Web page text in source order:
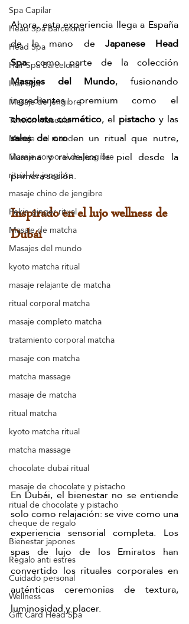
Spa Capilar
Head Spa Barcelona
Head Spa
Hair Spa Barcelona
Hair Spa
Masaje de jengibre
Tensión muscular
Masaje del mundo
Masaje corporal de jengibre
ritual de jengibre
masaje chino de jengibre
Pekín ginger ritual
Masaje de matcha
Masajes del mundo
kyoto matcha ritual
masaje relajante de matcha
ritual corporal matcha
masaje completo matcha
tratamiento corporal matcha
masaje con matcha
matcha massage
masaje de matcha
ritual matcha
kyoto matcha ritual
matcha massage
chocolate dubai ritual
masaje de chocolate y pistacho
ritual de chocolate y pistacho
cheque de regalo
Bienestar japones
Regalo anti estres
Cuidado personal
Wellness
Gift Card Head Spa
Ahora, esta experiencia llega a España
de la mano de Japanese Head
Spa
Masajes del Mundo, fusionando
chocolate cosmético, el pistacho
sales de oro en un ritual que nutre,
ilumina y revitaliza la piel desde la
primera sesión.
Inspirado en el lujo wellness de
Dubái
En Dubái, el bienestar no se entiende
solo como relajación: se vive como una
experiencia sensorial completa. Los
spas de lujo de los Emiratos han
convertido los rituales corporales en
auténticas ceremonias de textura,
luminosidad y placer.